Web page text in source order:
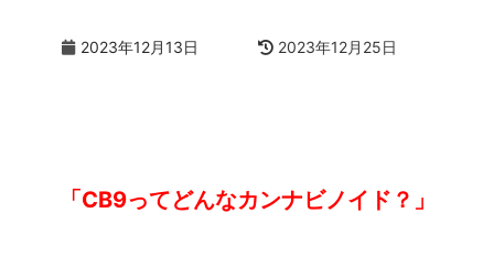
2023年12月13日 2023年12月25日
「CB9ってどんなカンナビノイド？」